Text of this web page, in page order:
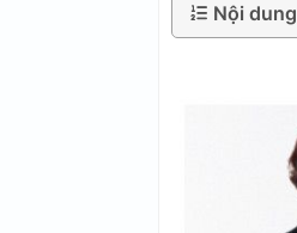
Nội dung